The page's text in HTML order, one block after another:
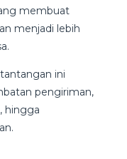
membuat
menjadi lebih
ini
pengiriman,
hingga